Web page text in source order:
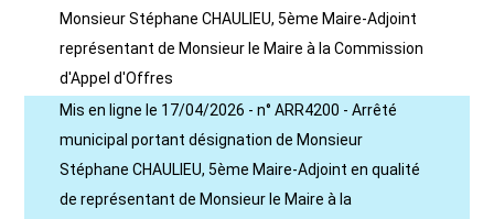
Monsieur Stéphane CHAULIEU, 5ème Maire-Adjoint
représentant de Monsieur le Maire à la Commission
d'Appel d'Offres
Mis en ligne le 17/04/2026 - n° ARR4200 - Arrêté
municipal portant désignation de Monsieur
Stéphane CHAULIEU, 5ème Maire-Adjoint en qualité
de représentant de Monsieur le Maire à la